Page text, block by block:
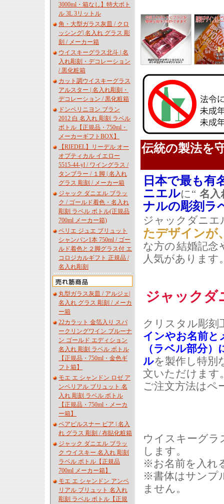
3000ml・箱なし】特大ボト
ル 3L 3リットル
角・大型ガラス灰皿 / クロ
ッシング| 名入れ グラス 彫
刻 / メーカー箱
ウイスキーグラス北斗 | 名
入れ彫刻・デコレーション
/ 黒化粧箱
カット調ウイスキーグラス
アルスター | 名入れ彫刻・
デコレーション / 黒化粧箱
ドンペリニヨン ブラン
2012 白 名入れ 彫刻 ラベル
ボトル【正規品・750ml・
メーカーギフトBOX】
【RIEDEL】リーデル オー
オプティカル イエロー
5515-44-yl / ワイングラス /
タンブラー / １脚 | 名入れ
グラス 彫刻 / メーカー箱
ジャック ダニエル ブラッ
ク / ゴールド着色・名入れ
彫刻 ラベル ボトル(正規品
700ml メーカー箱)
ペリエ ジュエ ブリュット
シャンパン1本 750ml / ゴー
ルド着色と２脚グラス付 エ
コロジカルギフト 正規品 /
名入れ彫刻
丸型ガラス灰皿 / アルジェ|
名入れ グラス 彫刻 / メーカ
ー箱
22カラット 金箔入り スパ
ークリングワイン ブルーナ
ン ゴールド エディション
名入れ 彫刻 ラベル ボトル
【正規品・750ml・金色ギ
フト箱】
モエ エ シャンドン ロゼ ア
ンペリアル ブリュット 名
入れ 彫刻 ラベル ボトル
【正規品・750ml・メーカ
ー箱】
ペアピルスナー ビア | 名入
れ グラス 彫刻 / 布貼化粧箱
ジャック ダニエル ブラッ
ク ウイスキー 名入れ 彫刻
ラベル ボトル【正規品
700ml メーカー箱】
モエ エ シャンドン アンペ
リアル ブリュット 名入れ
彫刻 ラベル ボトル【正規
伝統の製法を
日本で最も有
ニエルに“ 名入
ナルの彫刻ラ
ジャックダニエ
たデザインが
な方の結婚記念
人気があります
ジャックダ
クリスタル彫刻
インやお名前と
（ラベル部分
ルを製作し特別
文いただけます
ご注文方法はペ
ウイスキーグラ
します。
※お名前を入れ
※書体はサンプ
ません。